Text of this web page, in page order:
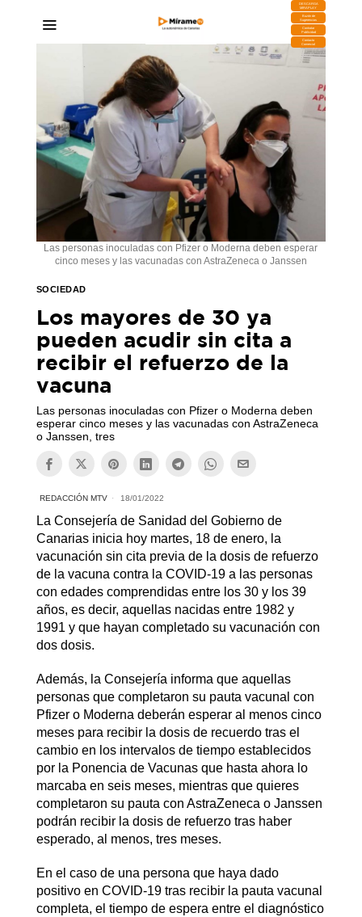
DESCARGA
MIRAPLAY
Buzón de
Sugerencias
Contratar
Publicidad
Contacto
Comercial
Las personas inoculadas con Pfizer o Moderna deben esperar
cinco meses y las vacunadas con AstraZeneca o Janssen
SOCIEDAD
Los mayores de 30 ya
pueden acudir sin cita a
recibir el refuerzo de la
vacuna
Las personas inoculadas con Pfizer o Moderna deben
esperar cinco meses y las vacunadas con AstraZeneca
o Janssen, tres
REDACCIÓN MTV 18/01/2022
La Consejería de Sanidad del Gobierno de
Canarias inicia hoy martes, 18 de enero, la
vacunación sin cita previa de la dosis de refuerzo
de la vacuna contra la COVID-19 a las personas
con edades comprendidas entre los 30 y los 39
años, es decir, aquellas nacidas entre 1982 y
1991 y que hayan completado su vacunación con
dos dosis.
Además, la Consejería informa que aquellas
personas que completaron su pauta vacunal con
Pfizer o Moderna deberán esperar al menos cinco
meses para recibir la dosis de recuerdo tras el
cambio en los intervalos de tiempo establecidos
por la Ponencia de Vacunas que hasta ahora lo
marcaba en seis meses, mientras que quieres
completaron su pauta con AstraZeneca o Janssen
podrán recibir la dosis de refuerzo tras haber
esperado, al menos, tres meses.
En el caso de una persona que haya dado
positivo en COVID-19 tras recibir la pauta vacunal
completa, el tiempo de espera entre el diagnóstico